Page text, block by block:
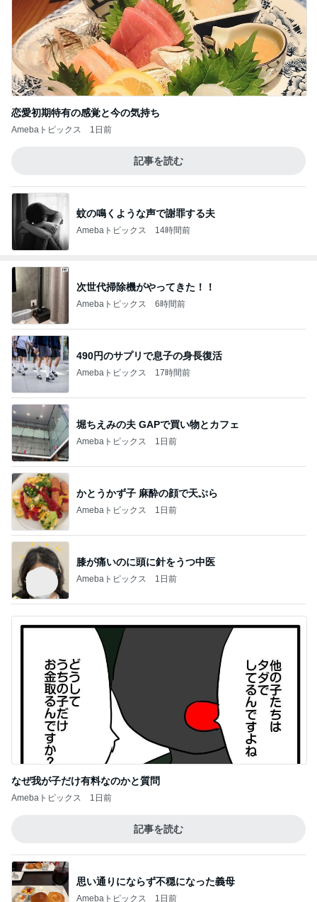
恋愛初期特有の感覚と今の気持ち
Amebaトピックス 1日前
記事を読む
蚊の鳴くような声で謝罪する夫
Amebaトピックス 14時間前
次世代掃除機がやってきた！！
Amebaトピックス 6時間前
490円のサプリで息子の身長復活
Amebaトピックス 17時間前
堀ちえみの夫 GAPで買い物とカフェ
Amebaトピックス 1日前
かとうかず子 麻酔の顔で天ぷら
Amebaトピックス 1日前
膝が痛いのに頭に針をうつ中医
Amebaトピックス 1日前
なぜ我が子だけ有料なのかと質問
Amebaトピックス 1日前
記事を読む
思い通りにならず不穏になった義母
Amebaトピックス 1日前